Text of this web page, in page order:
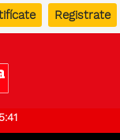
Registrate